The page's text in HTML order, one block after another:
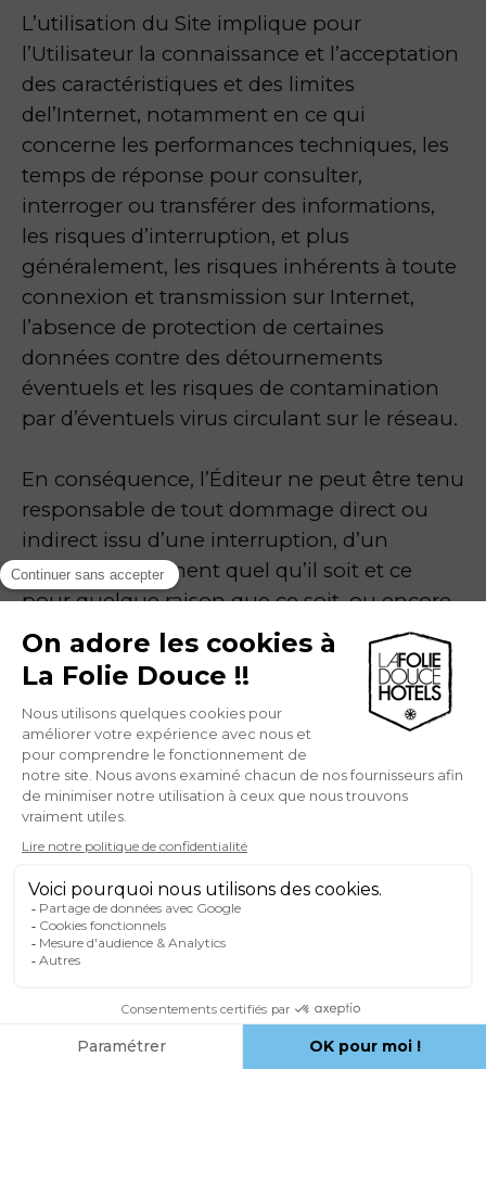
L’utilisation du Site implique pour
l’Utilisateur la connaissance et l’acceptation
des caractéristiques et des limites
del’Internet, notamment en ce qui
concerne les performances techniques, les
temps de réponse pour consulter,
interroger ou transférer des informations,
les risques d’interruption, et plus
généralement, les risques inhérents à toute
connexion et transmission sur Internet,
l’absence de protection de certaines
données contre des détournements
éventuels et les risques de contamination
par d’éventuels virus circulant sur le réseau.
En conséquence, l’Éditeur ne peut être tenu
responsable de tout dommage direct ou
indirect issu d’une interruption, d’un
dysfonctionnement quel qu’il soit et ce
pour quelque raison que ce soit, ou encore
de tout dommage direct ou indirect qui
résulterait, d’une façon quelconque, d’une
connexion au Site. Il appartient à tout
Utilisateur de prendre toutes les mesures
appropriées de façon à protéger son
matériel, ses propres données et/ou
logiciels stockés sur son équipement
informatique contre toute atteinte. La
engagée, d’une façon générale, en cas de
force majeure ou cas fortuit indépendant
de sa volonté.
Les sources des informations diffusées sur
le Site sont réputées fiables. Toutefois,